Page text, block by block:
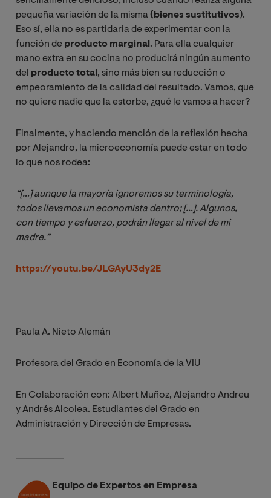
pequeña variación de la misma(bienes sustitutivos).
Eso sí, ella no es partidaria de experimentar con la
función de producto marginal . Para ella cualquier
mano extra en su cocina no producirá ningún aumento
del producto total , sino más bien su reducción o
empeoramiento de la calidad del resultado. Vamos, que
no quiere nadie que la estorbe, ¿qué le vamos a hacer?
Finalmente, y haciendo mención de la reflexión hecha
por Alejandro, la microeconomía puede estar en todo
lo que nos rodea:
“[…] aunque la mayoría ignoremos su terminología,
todos llevamos un economista dentro; […]. Algunos,
con tiempo y esfuerzo, podrán llegar al nivel de mi
madre.”
https://youtu.be/JLGAyU3dy2E
Paula A. Nieto Alemán
Profesora del Grado en Economía de la VIU
En Colaboración con: Albert Muñoz, Alejandro Andreu
y Andrés Alcolea. Estudiantes del Grado en
Administración y Dirección de Empresas.
Equipo de Expertos en Empresa